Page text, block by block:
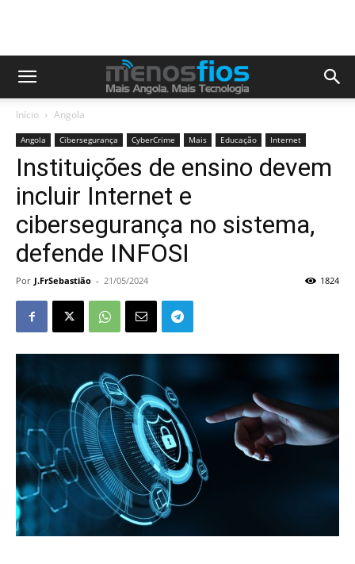
Início Angola
Angola Cibersegurança CyberCrime Mais Educação Internet
Instituições de ensino devem
incluir Internet e
cibersegurança no sistema,
defende INFOSI
Por J.FrSebastião - 21/05/2024 1824